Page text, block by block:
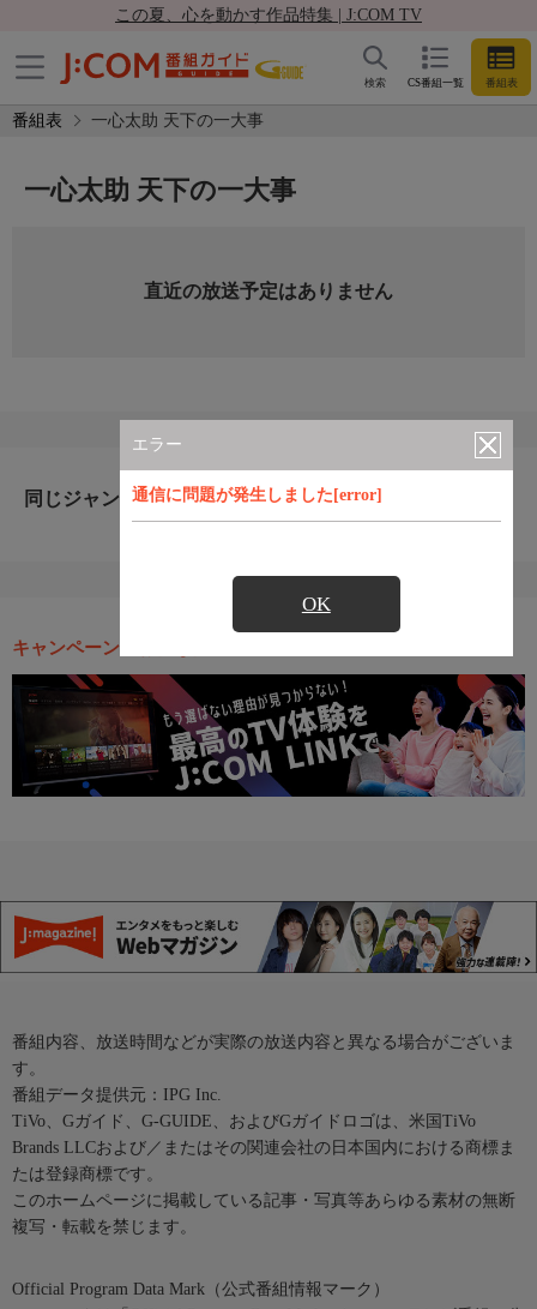
この夏、心を動かす作品特集 | J:COM TV
CS番組一覧 番組表
検索
番組表 一心太助 天下の一大事
エラー
通信に問題が発生しました[error]
OK
一心太助 天下の一大事
直近の放送予定はありません
同じジャンルのおすすめ番組
キャンペーン・お得な情報
番組内容、放送時間などが実際の放送内容と異なる場合がございま
す。
番組データ提供元：IPG Inc.
TiVo、Gガイド、G-GUIDE、およびGガイドロゴは、米国TiVo
Brands LLCおよび／またはその関連会社の日本国内における商標ま
たは登録商標です。
このホームページに掲載している記事・写真等あらゆる素材の無断
複写・転載を禁じます。
Official Program Data Mark（公式番組情報マーク）